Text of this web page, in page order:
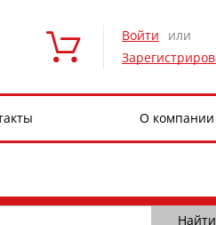
Войти
или
О компании